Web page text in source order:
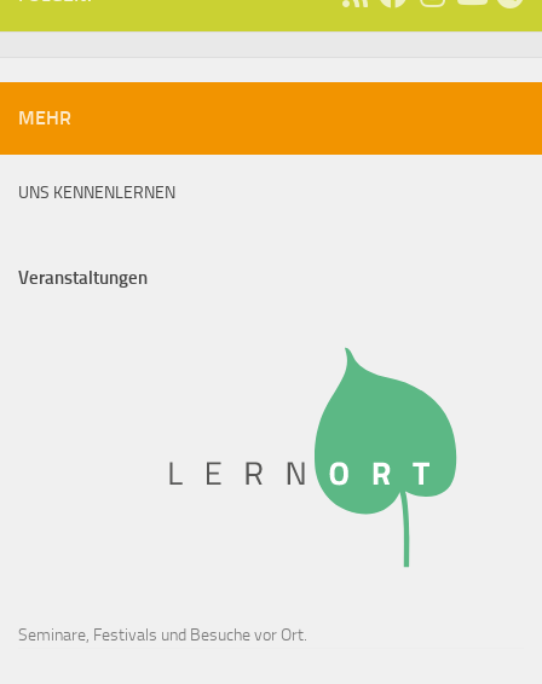
MEHR
UNS KENNENLERNEN
Veranstaltungen
Seminare, Festivals und Besuche vor Ort.